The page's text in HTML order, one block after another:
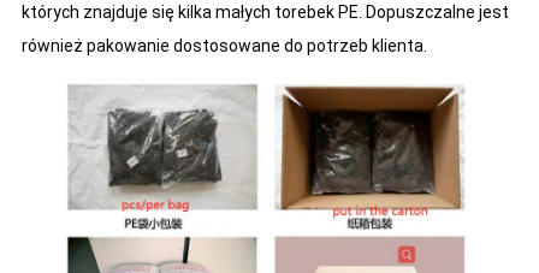
których znajduje się kilka małych torebek PE. Dopuszczalne jest
również pakowanie dostosowane do potrzeb klienta.